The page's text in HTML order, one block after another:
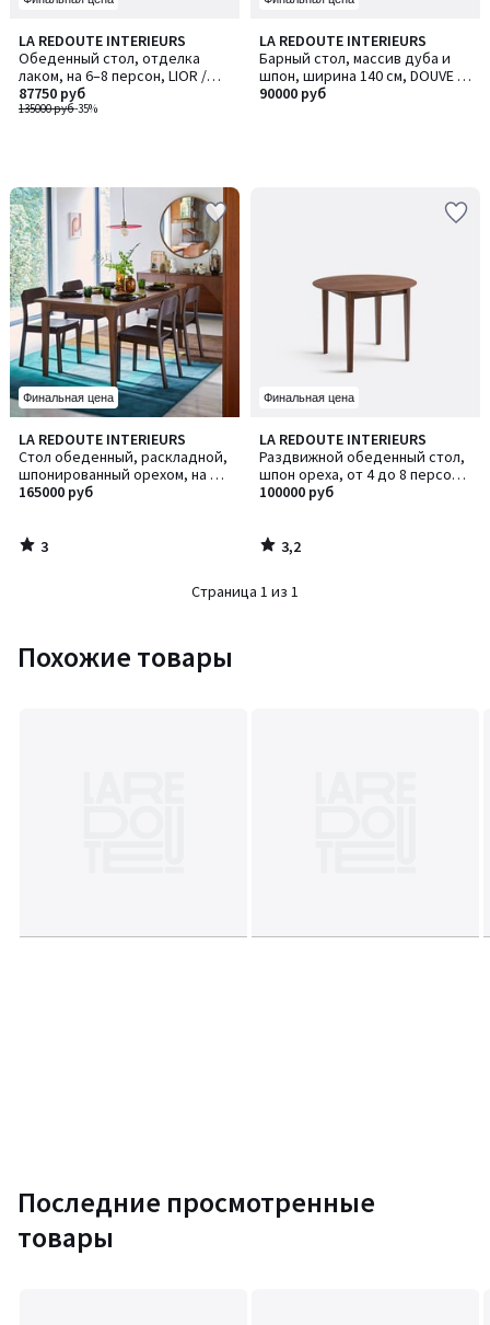
LA REDOUTE INTERIEURS
Обеденный стол, отделка
лаком, на 6–8 персон, LIOR /
ЛИОР
135000 руб-35%
87750 руб
LA REDOUTE INTERIEURS
Барный стол, массив дуба и
шпон, ширина 140 см, DOUVE /
ДОУВ
90000 руб
Финальная цена
LA REDOUTE INTERIEURS
Стол обеденный, раскладной,
шпонированный орехом, на 6-
10 персон, VINTELE / ВИНТЕЛЬ
165000 руб
3
/
5
3
/
Финальная цена
LA REDOUTE INTERIEURS
Раздвижной обеденный стол,
шпон ореха, от 4 до 8 персон,
TIOGA / ТИОГА
100000 руб
3,2
/ 5
3,2
/
Страница 1 из 1
Похожие товары
Последние просмотренные
товары